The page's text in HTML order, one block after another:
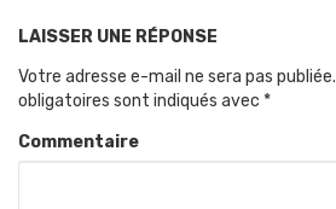
LAISSER UNE RÉPONSE
Votre adresse e-mail ne sera pas publiée.
obligatoires sont indiqués avec *
Commentaire